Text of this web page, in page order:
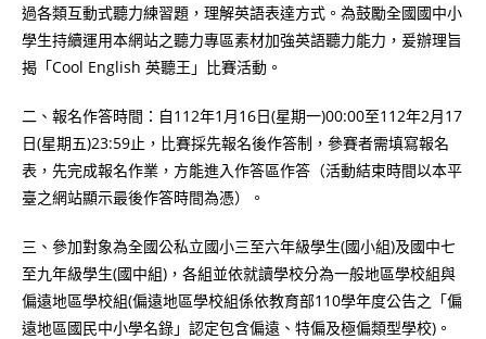
過各類互動式聽力練習題，理解英語表達方式。為鼓勵全國國中小
學生持續運用本網站之聽力專區素材加強英語聽力能力，爰辦理旨
揭「Cool English 英聽王」比賽活動。
二、報名作答時間：自112年1月16日(星期一)00:00至112年2月17
日(星期五)23:59止，比賽採先報名後作答制，參賽者需填寫報名
表，先完成報名作業，方能進入作答區作答（活動結束時間以本平
臺之網站顯示最後作答時間為憑）。
三、參加對象為全國公私立國小三至六年級學生(國小組)及國中七
至九年級學生(國中組)，各組並依就讀學校分為一般地區學校組與
偏遠地區學校組(偏遠地區學校組係依教育部110學年度公告之「偏
遠地區國民中小學名錄」認定包含偏遠、特偏及極偏類型學校)。